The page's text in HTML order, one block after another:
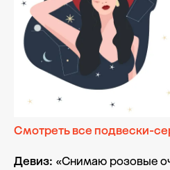
Смотреть все подвески-
Девиз: «Снимаю розовые